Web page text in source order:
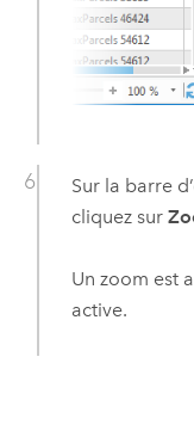
Sur la barre
cliquez sur
Un zoom est
active.